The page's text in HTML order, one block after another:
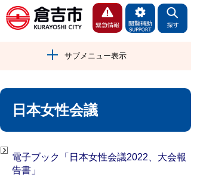
サブメニュー表示
日本女性会議
電子ブック「日本女性会議2022、大会報
告書」